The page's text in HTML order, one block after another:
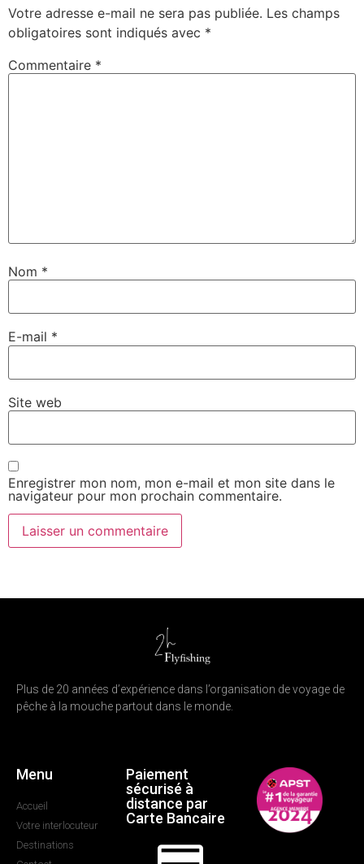
Votre adresse e-mail ne sera pas publiée. Les champs
obligatoires sont indiqués avec *
Commentaire *
Nom *
E-mail *
Site web
Enregistrer mon nom, mon e-mail et mon site dans le
navigateur pour mon prochain commentaire.
Plus de 20 années d’expérience dans l’organisation de voyage de
pêche à la mouche partout dans le monde.
Menu
Accueil
Votre interlocuteur
Destinations
Paiement
sécurisé à
distance par
Carte Bancaire